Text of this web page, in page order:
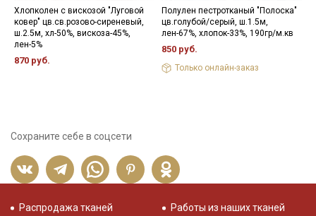
Хлопколен с вискозой "Луговой
ковер" цв.св.розово-сиреневый,
ш.2.5м, хл-50%, вискоза-45%,
лен-5%
870 руб.
Полулен пестротканый "Полоска"
цв.голубой/серый, ш.1.5м,
лен-67%, хлопок-33%, 190гр/м.кв
850 руб.
Только онлайн-заказ
Сохраните себе в соцсети
Распродажа тканей
Работы из наших тканей